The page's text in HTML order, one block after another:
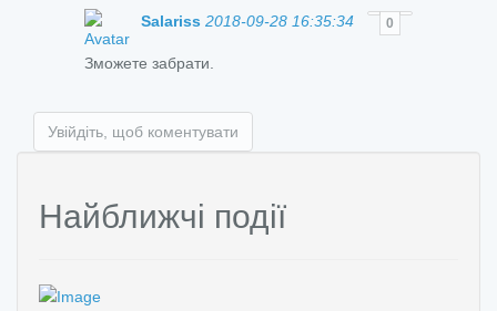
Salariss 2018-09-28 16:35:34 0
Зможете забрати.
Увійдіть, щоб коментувати
Найближчі події